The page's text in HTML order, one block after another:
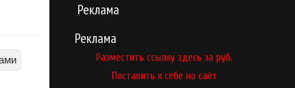
Реклама
Реклама
Разместить ссылку здесь за руб.
Поставить к себе на сайт